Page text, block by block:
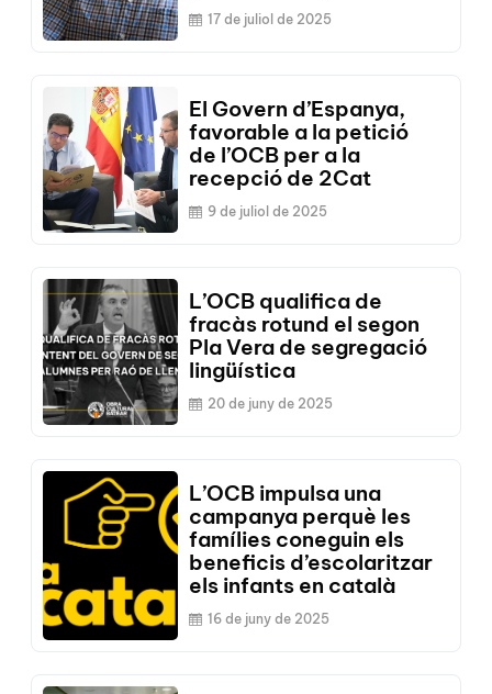
17 de juliol de 2025
El Govern d’Espanya,
favorable a la petició
de l’OCB per a la
recepció de 2Cat
9 de juliol de 2025
L’OCB qualifica de
fracàs rotund el segon
Pla Vera de segregació
lingüística
20 de juny de 2025
L’OCB impulsa una
campanya perquè les
famílies coneguin els
beneficis d’escolaritzar
els infants en català
16 de juny de 2025